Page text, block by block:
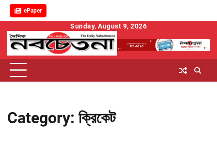
ePaper
content
Sunday, August 9, 2026
Category: ক্রিকেট